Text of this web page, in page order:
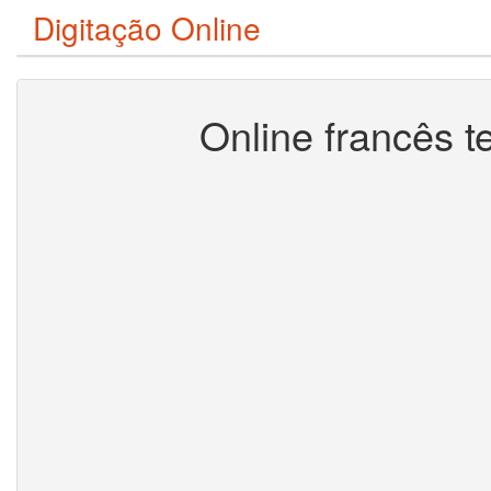
Digitação Online
Online francês